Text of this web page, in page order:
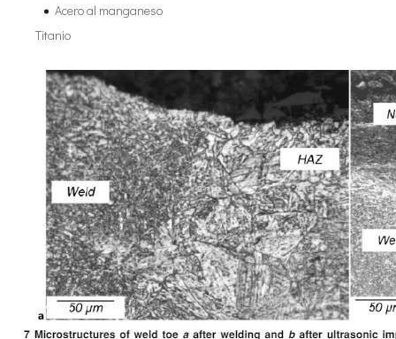
Estudio sobre inactivación de esporas bacterianas mediante tecnología ultrasónica
Actualmente, la investigación sobre la extracción de antioxidantes
Acero al manganeso
Titanio